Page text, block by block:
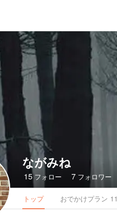
ながみね
15フォロー 7 フォロワー
トップ おでかけプラン 11